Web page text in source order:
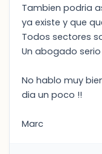
Tambien podria
ya existe y que
Todos sectores
Un abogado
No hablo muy
dia un poco !!
Marc